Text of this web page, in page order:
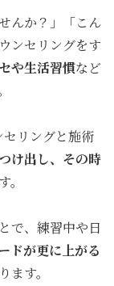
んか？」「こん
ンセリングをす
や生活習慣など
リングと施術
け出し、その時
で、練習中や日
ドが更に上がる
ます。